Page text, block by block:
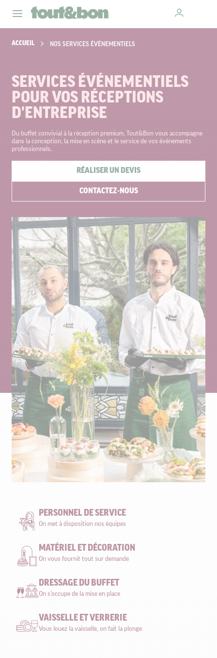
ACCUEIL NOS SERVICES ÉVÉNEMENTIELS
SERVICES ÉVÉNEMENTIELS
POUR VOS RÉCEPTIONS
D'ENTREPRISE
Du buffet convivial à la réception premium, Tout&Bon vous accompagne
dans la conception, la mise en scène et le service de vos événements
professionnels.
RÉALISER UN DEVIS
CONTACTEZ-NOUS
PERSONNEL DE SERVICE
On met à disposition nos équipes
MATÉRIEL ET DÉCORATION
On vous fournit tout sur demande
DRESSAGE DU BUFFET
On s'occupe de la mise en place
VAISSELLE ET VERRERIE
Vous louez la vaisselle, on fait la plonge